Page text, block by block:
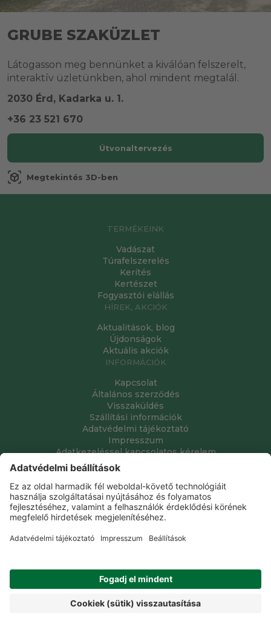
GRUBE SZAKÜZLET
Látogasson meg bennünket a kiválóan felszerelt,
interaktív üzletünkben, ahol mindent megtalál.
2030 Érd, Kadarka u. 1.
+36 23 521 670
Útvonaltervezés
view_in_ar Megtekintés 3D-ben
TERMÉKEINK
Vadászat
Túrafelszerelés
Kerítés
Kertészet
Fogyasztói elállás
HÍREK, AKCIÓK
Aktualitások, blog
Újdonságok
Aktuális akciók
INFORMÁCIÓK
Kapcsolat
Általános szerződés
Visszaküldés
Szállítási információk
Adatvédelmi tájékoztató
Impresszum
Adatkezeléssel kapcsolatos kérelem
Grube Kft. © 2009 - 2026. Minden jog fenntartva. All rights
reserved.
Tervezte és készítette:
Vision-Software, az Octopus 8 ERP